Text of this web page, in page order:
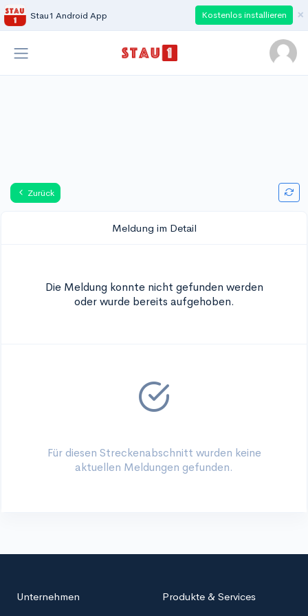
Stau1 Android App Kostenlos installieren ×
Zurück
Meldung im Detail
Die Meldung konnte nicht gefunden werden
oder wurde bereits aufgehoben.
Für diesen Streckenabschnitt wurden keine
aktuellen Meldungen gefunden.
Unternehmen
Produkte & Services